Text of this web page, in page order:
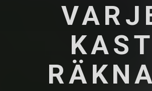
KAST